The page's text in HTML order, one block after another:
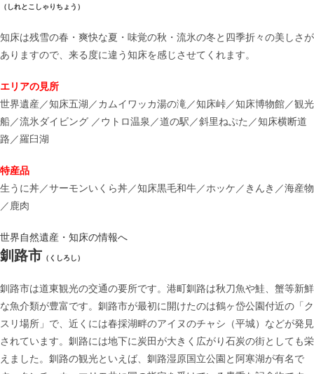
（しれとこしゃりちょう）
知床は残雪の春・爽快な夏・味覚の秋・流氷の冬と四季折々の美しさが
ありますので、来る度に違う知床を感じさせてくれます。
エリアの見所
世界遺産／知床五湖／カムイワッカ湯の滝／知床峠／知床博物館／観光
船／流氷ダイビング ／ウトロ温泉／道の駅／斜里ねぷた／知床横断道
路／羅臼湖
特産品
生うに丼／サーモンいくら丼／知床黒毛和牛／ホッケ／きんき／海産物
／鹿肉
世界自然遺産・知床の情報へ
釧路市 （くしろし）
釧路市は道東観光の交通の要所です。港町釧路は秋刀魚や鮭、蟹等新鮮
な魚介類が豊富です。釧路市が最初に開けたのは鶴ヶ岱公園付近の「ク
スリ場所」で、近くには春採湖畔のアイヌのチャシ（平城）などが発見
されています。釧路には地下に炭田が大きく広がり石炭の街としても栄
えました。釧路の観光といえば、釧路湿原国立公園と阿寒湖が有名で